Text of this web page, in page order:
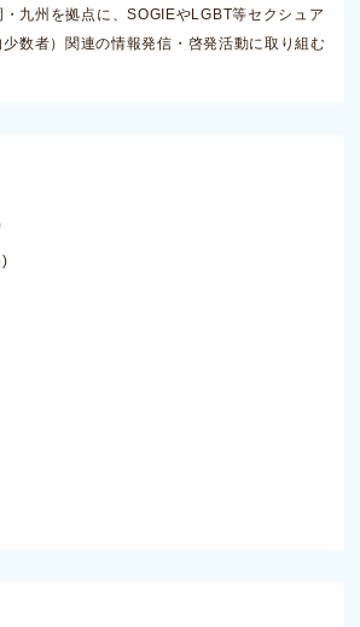
九州を拠点に、SOGIEやLGBT等セクシュア
数者）関連の情報発信・啓発活動に取り組む